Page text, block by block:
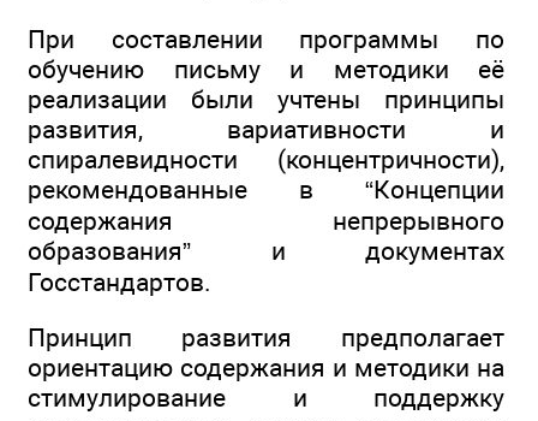
При составлении программы по
обучению письму и методики её
реализации были учтены принципы
развития, вариативности и
спиралевидности (концентричности),
рекомендованные в “Концепции
содержания непрерывного
образования” и документах
Госстандартов.
Принцип развития предполагает
ориентацию содержания и методики на
стимулирование и поддержку